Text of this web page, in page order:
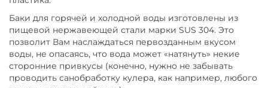
Баки для горячей и холодной воды изготовлены из
пищевой нержавеющей стали марки SUS 304. Это
позволит Вам наслаждаться первозданным вкусом
воды, не опасаясь, что вода может «натянуть» некие
сторонние привкусы (конечно, нужно не забывать
проводить санобработку кулера, как например, любого